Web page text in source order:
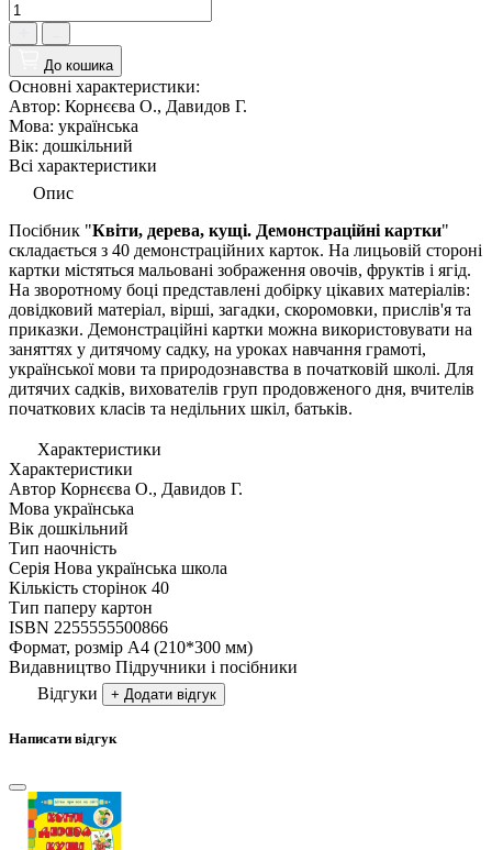
До кошика
Основні характеристики:
Автор: Корнєєва О., Давидов Г.
Мова: українська
Вік: дошкiльний
Всі характеристики
Опис
Посібник "Квіти, дерева, кущі. Демонстраційні картки"
складається з 40 демонстраційних карток. На лицьовій стороні
картки містяться мальовані зображення овочів, фруктів і ягід.
На зворотному боці представлені добірку цікавих матеріалів:
довідковий матеріал, вірші, загадки, скоромовки, прислів'я та
приказки. Демонстраційні картки можна використовувати на
заняттях у дитячому садку, на уроках навчання грамоті,
української мови та природознавства в початковій школі. Для
дитячих садків, вихователів груп продовженого дня, вчителів
початкових класів та недільних шкіл, батьків.
Характеристики
Характеристики
Автор Корнєєва О., Давидов Г.
Мова українська
Вік дошкiльний
Тип наочнiсть
Серія Нова українська школа
Кількість сторінок 40
Тип паперу картон
ISBN 2255555500866
Формат, розмір А4 (210*300 мм)
Видавництво Підручники і посібники
Відгуки
+ Додати відгук
Написати відгук